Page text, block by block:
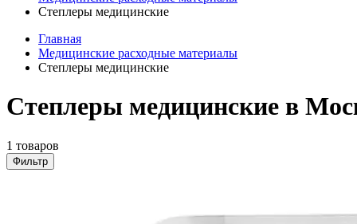
Степлеры медицинские
Главная
Медицинские расходные материалы
Степлеры медицинские
Степлеры медицинские в
1 товаров
Фильтр